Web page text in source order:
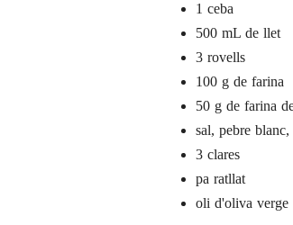
1 ceba
500 mL de llet
3 rovells
100 g de farina
50 g de farina
sal, pebre
3 clares
pa ratllat
oli d'oliva verge